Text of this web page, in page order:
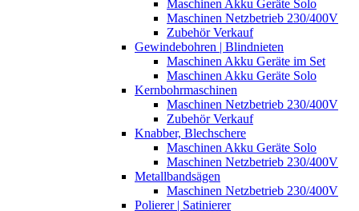
Maschinen Akku Geräte Solo
Maschinen Netzbetrieb 230/400V
Zubehör Verkauf
Gewindebohren | Blindnieten
Maschinen Akku Geräte im Set
Maschinen Akku Geräte Solo
Kernbohrmaschinen
Maschinen Netzbetrieb 230/400V
Zubehör Verkauf
Knabber, Blechschere
Maschinen Akku Geräte Solo
Maschinen Netzbetrieb 230/400V
Metallbandsägen
Maschinen Netzbetrieb 230/400V
Polierer | Satinierer